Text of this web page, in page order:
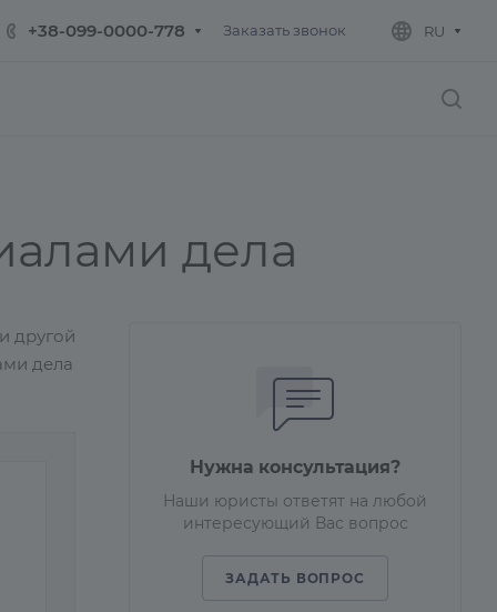
+38-099-0000-778 Заказать звонок RU
дела
другой
дела
Нужна консультация?
Наши юристы ответят на любой
интересующий Вас вопрос
ЗАДАТЬ ВОПРОС